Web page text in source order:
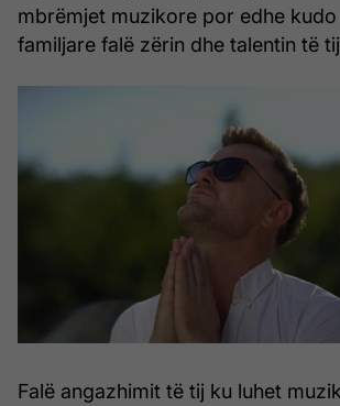
mbrëmjet muzikore por edhe
familjare falë zërin dhe talentin të
Falë angazhimit të tij ku luhet